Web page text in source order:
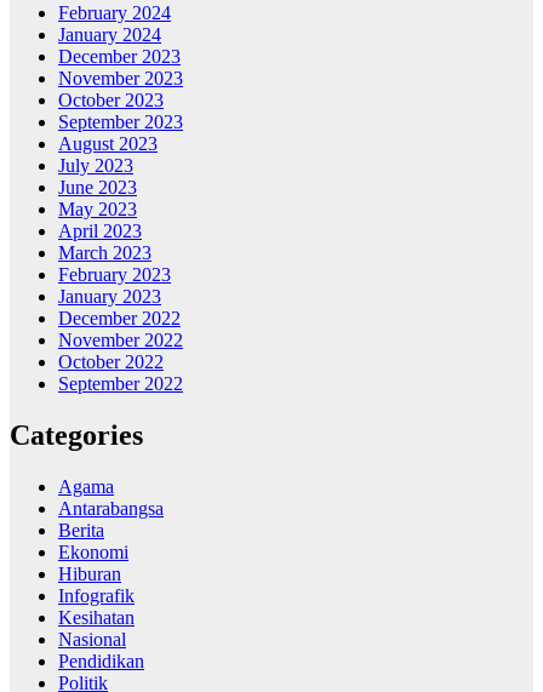
February 2024
January 2024
December 2023
November 2023
October 2023
September 2023
August 2023
July 2023
June 2023
May 2023
April 2023
March 2023
February 2023
January 2023
December 2022
November 2022
October 2022
September 2022
Categories
Agama
Antarabangsa
Berita
Ekonomi
Hiburan
Infografik
Kesihatan
Nasional
Pendidikan
Politik